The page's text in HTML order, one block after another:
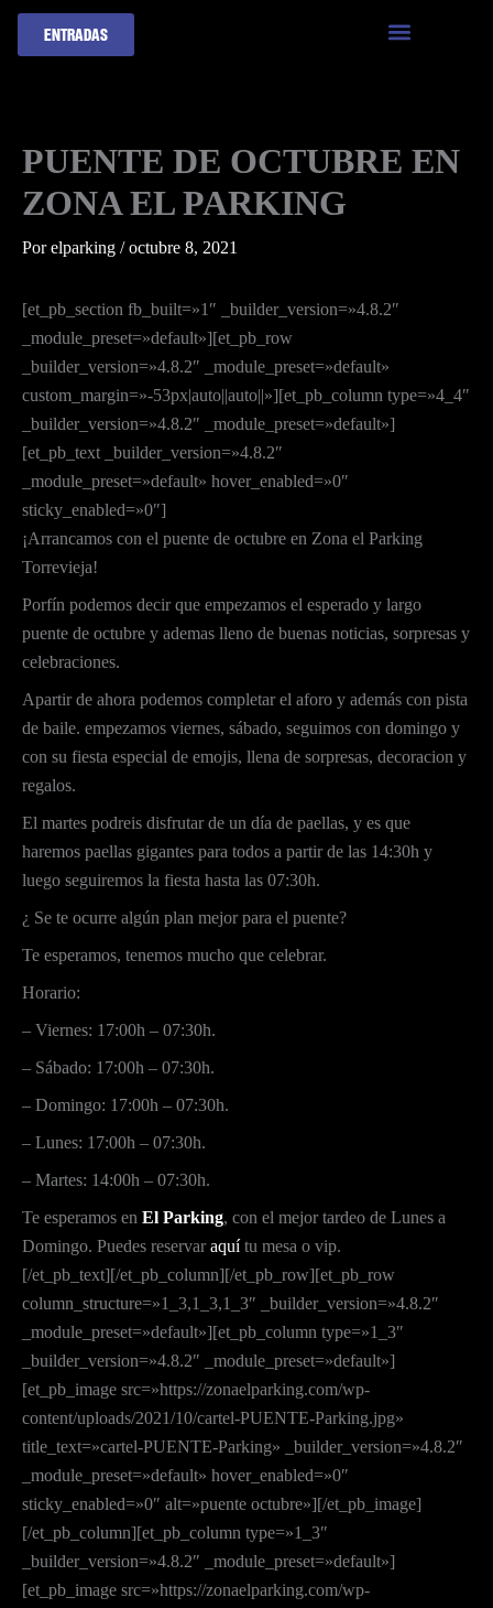
ENTRADAS
PUENTE DE OCTUBRE EN
ZONA EL PARKING
Porelparking /octubre 8, 2021
[et_pb_section fb_built=»1″ _builder_version=»4.8.2″
_module_preset=»default»][et_pb_row
_builder_version=»4.8.2″ _module_preset=»default»
custom_margin=»-53px|auto||auto||»][et_pb_column type=»4_4″
_builder_version=»4.8.2″ _module_preset=»default»]
[et_pb_text _builder_version=»4.8.2″
_module_preset=»default» hover_enabled=»0″
sticky_enabled=»0″]
¡Arrancamos con el puente de octubre en Zona el Parking
Torrevieja!
Porfín podemos decir que empezamos el esperado y largo
puente de octubre y ademas lleno de buenas noticias, sorpresas y
celebraciones.
Apartir de ahora podemos completar el aforo y además con pista
de baile. empezamos viernes, sábado, seguimos con domingo y
con su fiesta especial de emojis, llena de sorpresas, decoracion y
regalos.
El martes podreis disfrutar de un día de paellas, y es que
haremos paellas gigantes para todos a partir de las 14:30h y
luego seguiremos la fiesta hasta las 07:30h.
¿ Se te ocurre algún plan mejor para el puente?
Te esperamos, tenemos mucho que celebrar.
Horario:
– Viernes: 17:00h – 07:30h.
– Sábado: 17:00h – 07:30h.
– Domingo: 17:00h – 07:30h.
– Lunes: 17:00h – 07:30h.
– Martes: 14:00h – 07:30h.
Te esperamos en El Parking, con el mejor tardeo de Lunes a
Domingo. Puedes reservaraquítu mesa o vip.
[/et_pb_text][/et_pb_column][/et_pb_row][et_pb_row
column_structure=»1_3,1_3,1_3″ _builder_version=»4.8.2″
_module_preset=»default»][et_pb_column type=»1_3″
_builder_version=»4.8.2″ _module_preset=»default»]
[et_pb_image src=»https://zonaelparking.com/wp-
content/uploads/2021/10/cartel-PUENTE-Parking.jpg»
title_text=»cartel-PUENTE-Parking» _builder_version=»4.8.2″
_module_preset=»default» hover_enabled=»0″
sticky_enabled=»0″ alt=»puente octubre»][/et_pb_image]
[/et_pb_column][et_pb_column type=»1_3″
_builder_version=»4.8.2″ _module_preset=»default»]
[et_pb_image src=»https://zonaelparking.com/wp-